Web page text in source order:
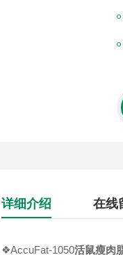
详细介绍 在线
❖AccuFat-1050活鼠瘦肉